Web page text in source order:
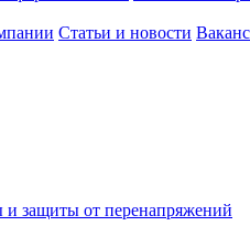
Статьи и новости
и защиты от перенапряжений